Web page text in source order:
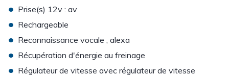
• Prise(s) 12v : av
• Rechargeable
• Reconnaissance vocale , alexa
• Récupération d'énergie au freinage
• Régulateur de vitesse avec régulateur de vitesse